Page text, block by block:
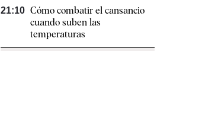
21:10 Cómo combatir el cansancio​
cuando suben las
temperaturas